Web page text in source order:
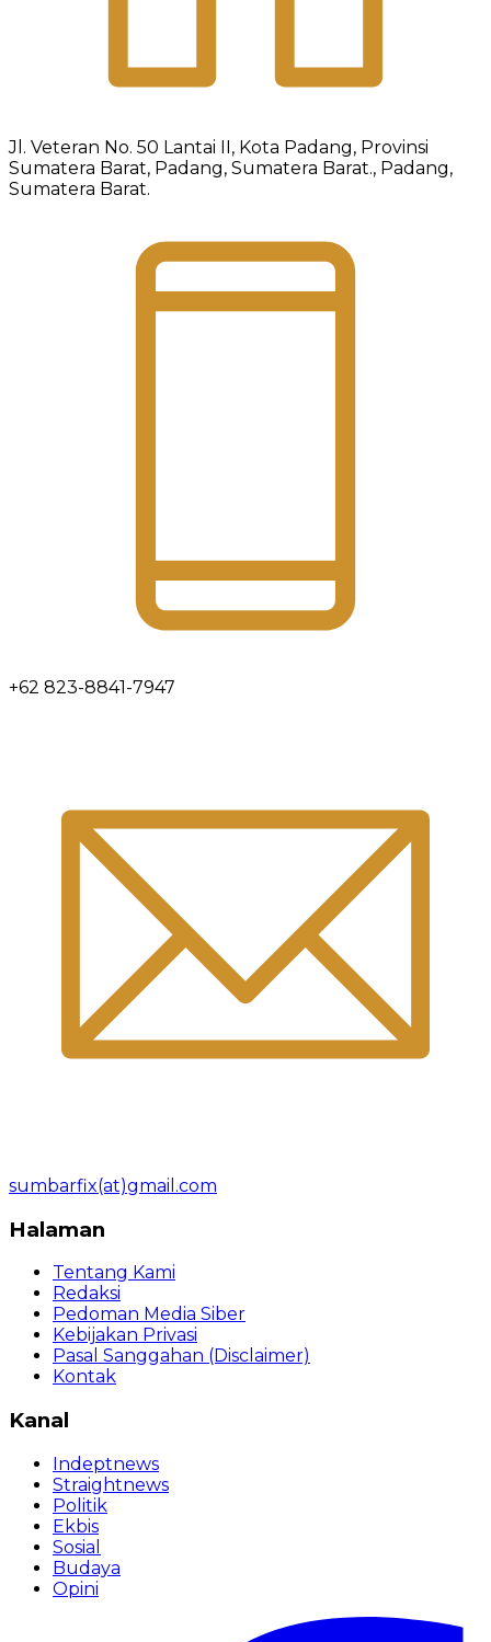
Jl. Veteran No. 50 Lantai II, Kota Padang, Provinsi
Sumatera Barat, Padang, Sumatera Barat., Padang,
Sumatera Barat.
+62 823-8841-7947
sumbarfix(at)gmail.com
Halaman
Tentang Kami
Redaksi
Pedoman Media Siber
Kebijakan Privasi
Pasal Sanggahan (Disclaimer)
Kontak
Kanal
Indeptnews
Straightnews
Politik
Ekbis
Sosial
Budaya
Opini